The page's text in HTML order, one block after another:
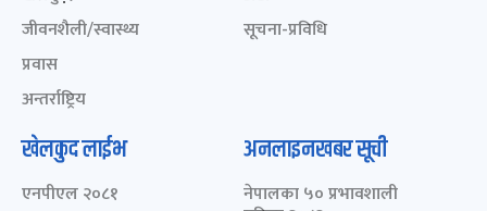
जीवनशैली/स्वास्थ्य
प्रवास
अन्तर्राष्ट्रिय
सूचना-प्रविधि
खेलकुद लाईभ
एनपीएल २०८१
अनलाइनखबर सूची
नेपालका ५० प्रभावशाली